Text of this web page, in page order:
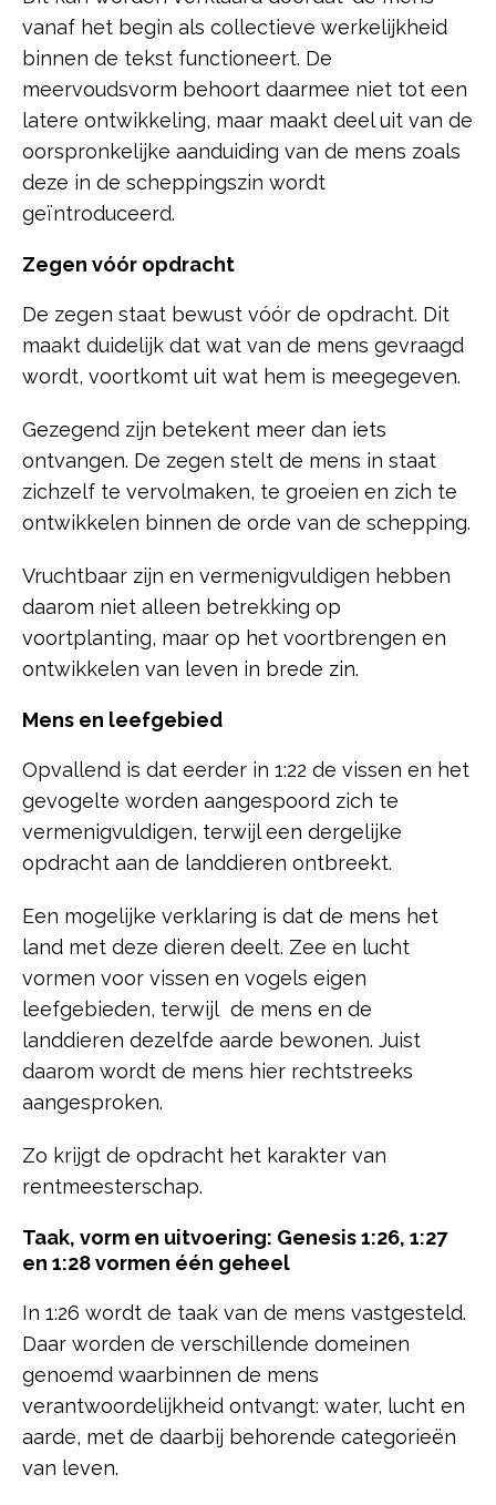
vanaf het begin als collectieve werkelijkheid
binnen de tekst functioneert. De
meervoudsvorm behoort daarmee niet tot een
latere ontwikkeling, maar maakt deel uit van de
oorspronkelijke aanduiding van de mens zoals
deze in de scheppingszin wordt
geïntroduceerd.
Zegen vóór opdracht
De zegen staat bewust vóór de opdracht. Dit
maakt duidelijk dat wat van de mens gevraagd
wordt, voortkomt uit wat hem is meegegeven.
Gezegend zijn betekent meer dan iets
ontvangen. De zegen stelt de mens in staat
zichzelf te vervolmaken, te groeien en zich te
ontwikkelen binnen de orde van de schepping.
Vruchtbaar zijn en vermenigvuldigen hebben
daarom niet alleen betrekking op
voortplanting, maar op het voortbrengen en
ontwikkelen van leven in brede zin.
Mens en leefgebied
Opvallend is dat eerder in 1:22 de vissen en het
gevogelte worden aangespoord zich te
vermenigvuldigen, terwijl een dergelijke
opdracht aan de landdieren ontbreekt.
Een mogelijke verklaring is dat de mens het
land met deze dieren deelt. Zee en lucht
vormen voor vissen en vogels eigen
leefgebieden, terwijl de mens en de
landdieren dezelfde aarde bewonen. Juist
daarom wordt de mens hier rechtstreeks
aangesproken.
Zo krijgt de opdracht het karakter van
rentmeesterschap.
Taak, vorm en uitvoering: Genesis 1:26, 1:27
en 1:28 vormen één geheel
In 1:26 wordt de taak van de mens vastgesteld.
Daar worden de verschillende domeinen
genoemd waarbinnen de mens
verantwoordelijkheid ontvangt: water, lucht en
aarde, met de daarbij behorende categorieën
van leven.